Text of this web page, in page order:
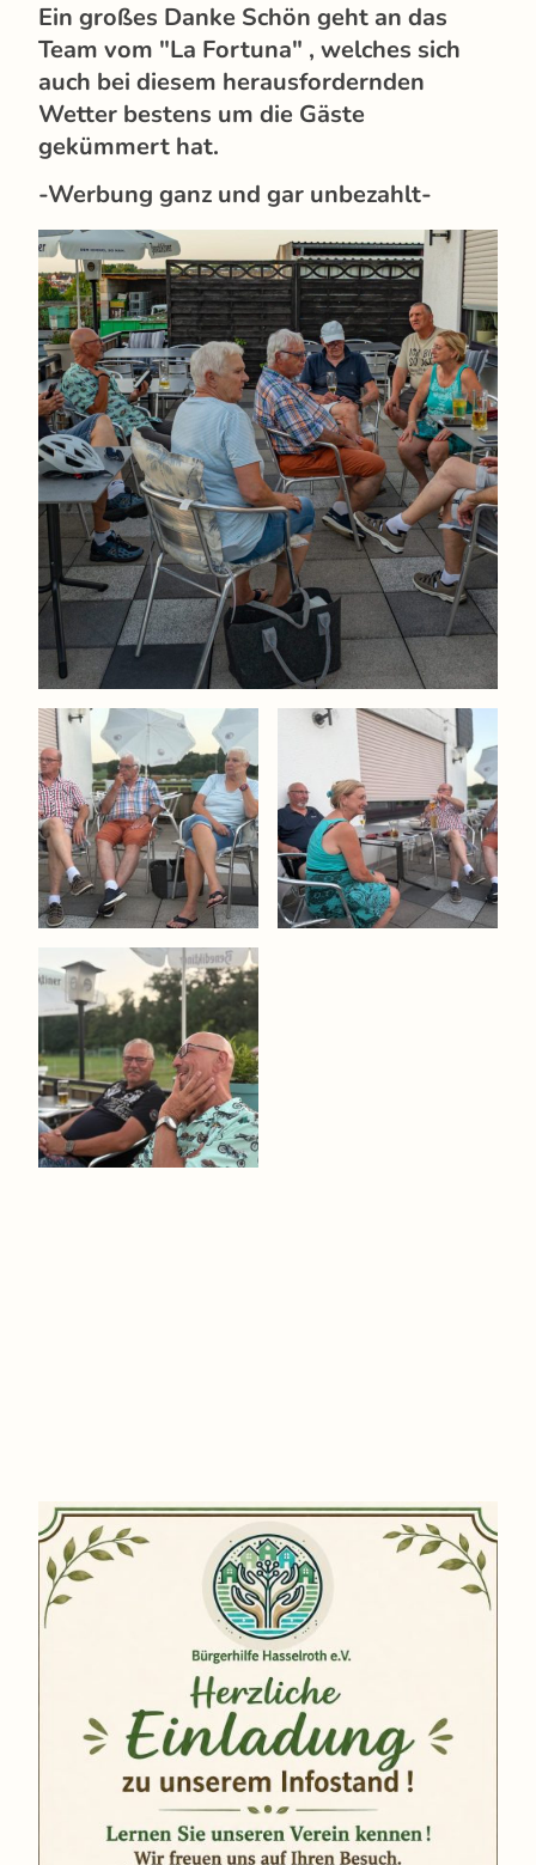
Ein großes Danke Schön geht an das
Team vom "La Fortuna" , welches sich
auch bei diesem herausfordernden
Wetter bestens um die Gäste
gekümmert hat.
-Werbung ganz und gar unbezahlt-